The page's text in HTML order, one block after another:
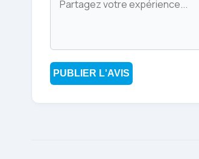
PUBLIER L'AVIS